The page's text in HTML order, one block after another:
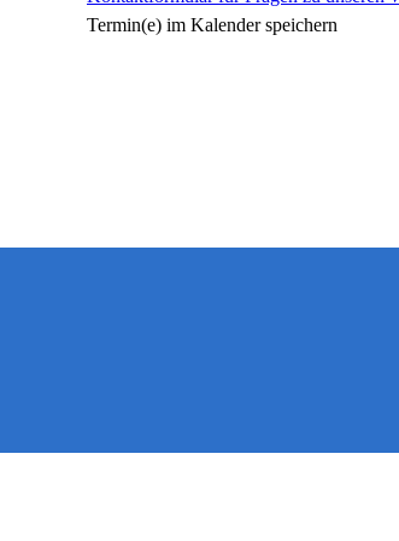
Termin(e) im Kalender speichern